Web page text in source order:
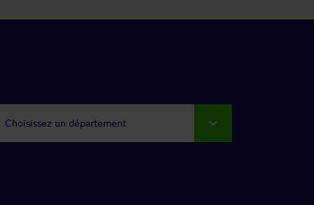
Choisissez un département